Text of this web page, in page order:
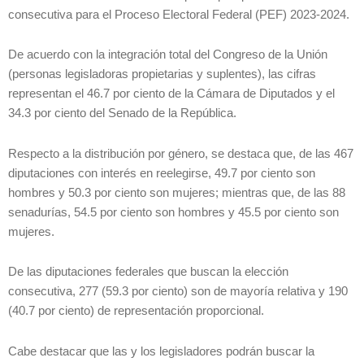
consecutiva para el Proceso Electoral Federal (PEF) 2023-2024.
De acuerdo con la integración total del Congreso de la Unión
(personas legisladoras propietarias y suplentes), las cifras
representan el 46.7 por ciento de la Cámara de Diputados y el
34.3 por ciento del Senado de la República.
Respecto a la distribución por género, se destaca que, de las 467
diputaciones con interés en reelegirse, 49.7 por ciento son
hombres y 50.3 por ciento son mujeres; mientras que, de las 88
senadurías, 54.5 por ciento son hombres y 45.5 por ciento son
mujeres.
De las diputaciones federales que buscan la elección
consecutiva, 277 (59.3 por ciento) son de mayoría relativa y 190
(40.7 por ciento) de representación proporcional.
Cabe destacar que las y los legisladores podrán buscar la